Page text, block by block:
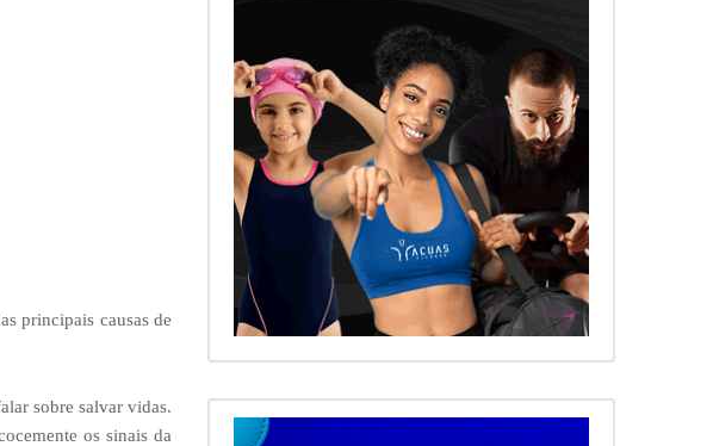
principais causas de
sobre salvar vidas.
os sinais da